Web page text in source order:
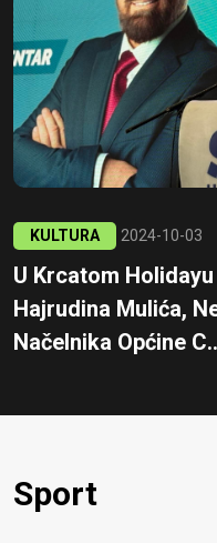
KULTURA 2024-10-03
U Krcatom
Hajrudina Mulića,
Načelnika Općine
Sport